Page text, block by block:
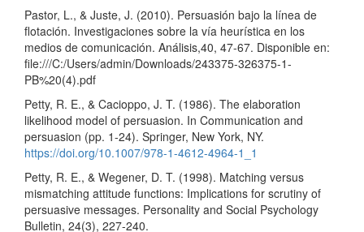
Pastor, L., & Juste, J. (2010). Persuasión bajo la línea de
flotación. Investigaciones sobre la vía heurística en los
medios de comunicación. Análisis,40, 47-67. Disponible en:
file:///C:/Users/admin/Downloads/243375-326375-1-
PB%20(4).pdf
Petty, R. E., & Cacioppo, J. T. (1986). The elaboration
likelihood model of persuasion. In Communication and
persuasion (pp. 1-24). Springer, New York, NY.
https://doi.org/10.1007/978-1-4612-4964-1_1
Petty, R. E., & Wegener, D. T. (1998). Matching versus
mismatching attitude functions: Implications for scrutiny of
persuasive messages. Personality and Social Psychology
Bulletin, 24(3), 227-240.